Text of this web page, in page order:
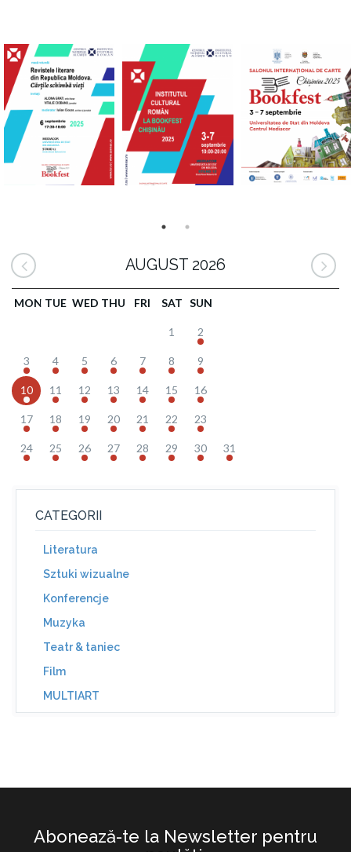
AUGUST 2026
MON TUE WED THU FRI SAT SUN
1 2
3 4 5 6 7 8 9
10 11 12 13 14 15 16
17 18 19 20 21 22 23
24 25 26 27 28 29 30 31
CATEGORII
Literatura
Sztuki wizualne
Konferencje
Muzyka
Teatr & taniec
Film
MULTIART
Abonează-te la Newsletter pentru